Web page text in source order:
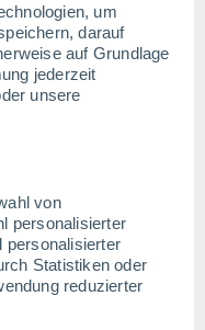
um
darauf
auf Grundlage
jederzeit
unsere
von
personalisierter
personalisierter
Statistiken oder
reduzierter